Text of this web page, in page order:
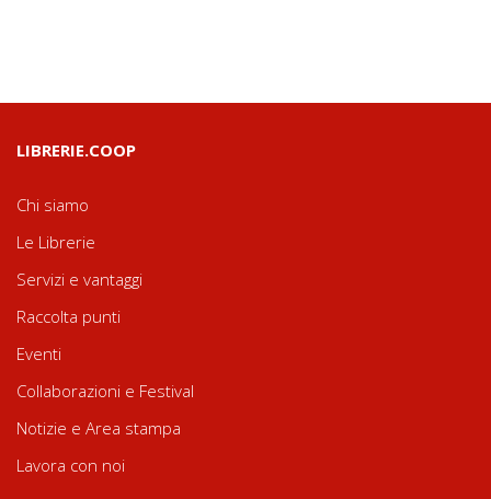
LIBRERIE.COOP
Chi siamo
Le Librerie
Servizi e vantaggi
Raccolta punti
Eventi
Collaborazioni e Festival
Notizie e Area stampa
Lavora con noi